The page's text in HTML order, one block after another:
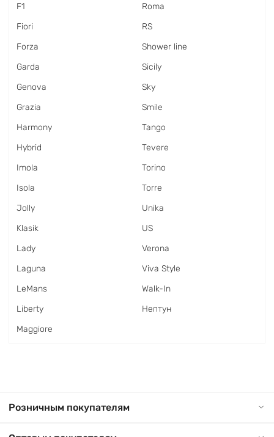
F1
Fiori
Forza
Garda
Genova
Grazia
Harmony
Hybrid
Imola
Isola
Jolly
Klasik
Lady
Laguna
LeMans
Liberty
Maggiore
Roma
RS
Shower line
Sicily
Sky
Smile
Tango
Tevere
Torino
Torre
Unika
US
Verona
Viva Style
Walk-In
Нептун
Розничным покупателям